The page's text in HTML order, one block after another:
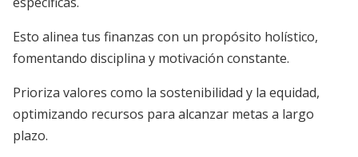
Esto alinea tus finanzas con un propósito holístico,
fomentando disciplina y motivación constante.
Prioriza valores como la sostenibilidad y la equidad,
optimizando recursos para alcanzar metas a largo
plazo.